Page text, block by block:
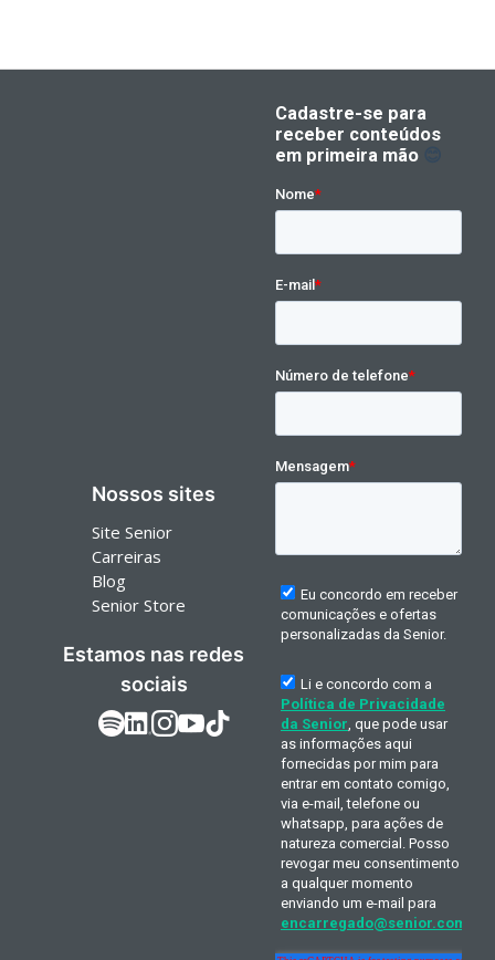
Nossos sites
Site Senior
Carreiras
Blog
Senior Store
Estamos nas redes
sociais